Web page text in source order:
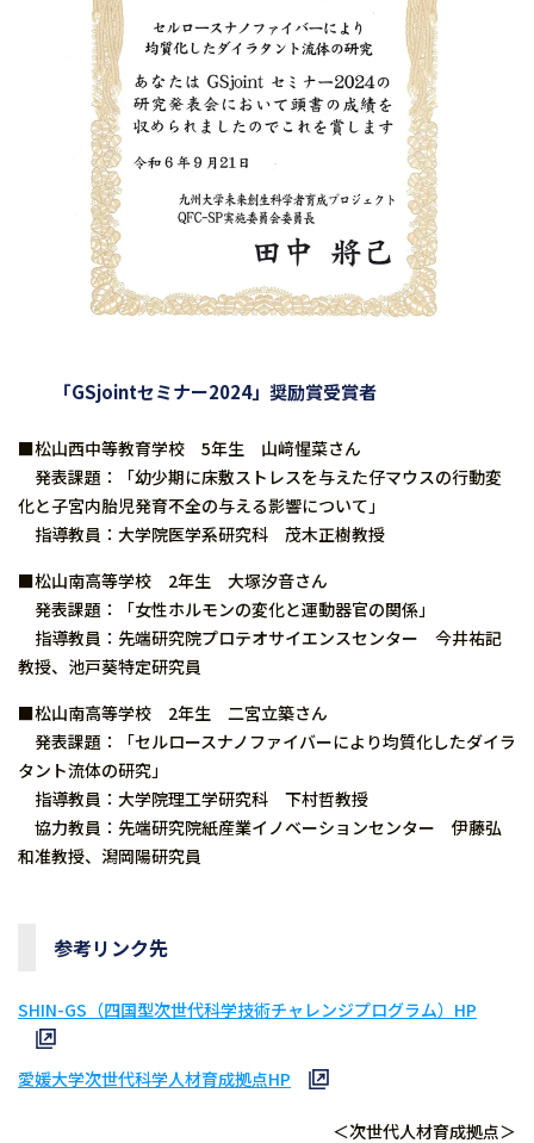
「GSjointセミナー2024」奨励賞受賞者
■松山西中等教育学校 5年生 山﨑惺菜さん
発表課題：「幼少期に床敷ストレスを与えた仔マウスの行動変
化と子宮内胎児発育不全の与える影響について」
指導教員：大学院医学系研究科 茂木正樹教授
■松山南高等学校 2年生 大塚汐音さん
発表課題：「女性ホルモンの変化と運動器官の関係」
指導教員：先端研究院プロテオサイエンスセンター 今井祐記
教授、池戸葵特定研究員
■松山南高等学校 2年生 二宮立築さん
発表課題：「セルロースナノファイバーにより均質化したダイラ
タント流体の研究」
指導教員：大学院理工学研究科 下村哲教授
協力教員：先端研究院紙産業イノベーションセンター 伊藤弘
和准教授、潟岡陽研究員
参考リンク先
SHIN-GS（四国型次世代科学技術チャレンジプログラム）HP
愛媛大学次世代科学人材育成拠点HP
＜次世代人材育成拠点＞